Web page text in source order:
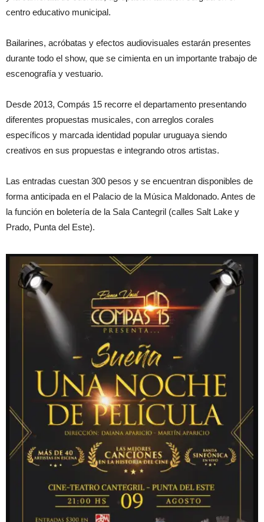
centro educativo municipal.
Bailarines, acróbatas y efectos audiovisuales estarán presentes
durante todo el show, que se cimienta en un importante trabajo de
escenografía y vestuario.
Desde 2013, Compás 15 recorre el departamento presentando
diferentes propuestas musicales, con arreglos corales
específicos y marcada identidad popular uruguaya siendo
creativos en sus propuestas e integrando otros artistas.
Las entradas cuestan 300 pesos y se encuentran disponibles de
forma anticipada en el Palacio de la Música Maldonado. Antes de
la función en boletería de la Sala Cantegril (calles Salt Lake y
Prado, Punta del Este).